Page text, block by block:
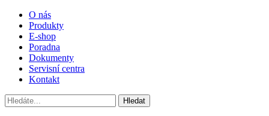
O nás
Produkty
E-shop
Poradna
Dokumenty
Servisní centra
Kontakt